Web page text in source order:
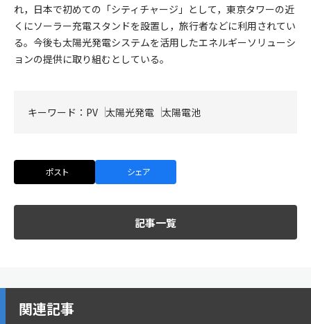
れ，日本で初めての「シティチャージ」として，東京タワーの近
くにソーラー充電スタンドを設置し，旅行者などに利用されてい
る。今後も太陽光発電システムを活用したエネルギーソリューシ
ョンの提供に取り組むとしている。
キーワード： PV 太陽光発電 太陽電池
ポスト シェア
記事一覧
関連記事